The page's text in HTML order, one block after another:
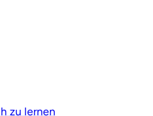
zu lernen